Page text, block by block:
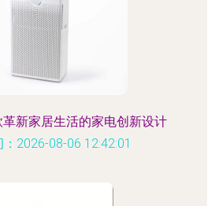
新家居生活的家电创新设计
2026-08-06 12:42:01